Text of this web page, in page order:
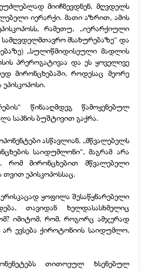
მიიჩნევდნენ, მღვდელს
იერარქი. მათი აზრით, ამის
რამეთუ, „იერარქიული
სამღვდელმთავრო მსახურებაზე“ და
„სულიწმიდისეული მადლის
პრეროგატივაა და ეს ყოველივე
მირონცხებაში, როდესაც მეორე
წინააღმდეგ წამოყენებულ
საპნის ბუშტივით გაქრა.
ასწავლიან, „მწვალებელს
საიდუმლონი“, მაგრამ არა
რომ მირონცხებით მწვალებელი
თვით ეპისკოპოსსაც.
ყოფილა შესაწყნარებელი
თავიდან ხელდასასხმელიც
იმიტომ, რომ, როგორც ამჯერად
არ ევსება ქიროტონიის საიდუმლო,
თითოეულ ხსენებულ